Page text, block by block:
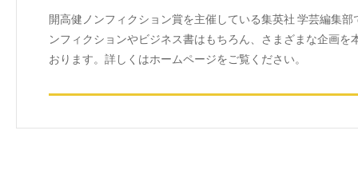
開高健ノンフィクション賞を主催している集英社 学芸編集
ンフィクションやビジネス書はもちろん、さまざまな企画を
おります。詳しくはホームページをご覧ください。